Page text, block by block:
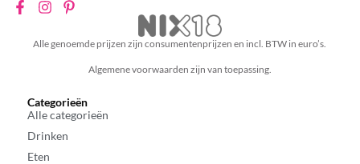
Alle genoemde prijzen zijn consumentenprijzen en incl. BTW in euro’s.
Algemene voorwaarden zijn van toepassing.
Categorieën
Alle categorieën
Drinken
Eten